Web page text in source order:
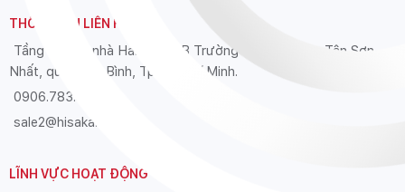
THÔNG TIN LIÊN HỆ
Tầng 12 Tòa nhà Hải Âu, 39B Trường Sơn, phường Tân Sơn
Nhất, quận Tân Bình, Tp. Hồ Chí Minh.
0906.783.626
sale2@hisaka.vn
LĨNH VỰC HOẠT ĐỘNG